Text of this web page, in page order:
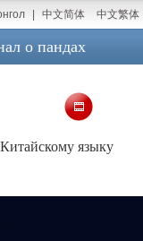
中文简体 中文繁体
о пандах
языку